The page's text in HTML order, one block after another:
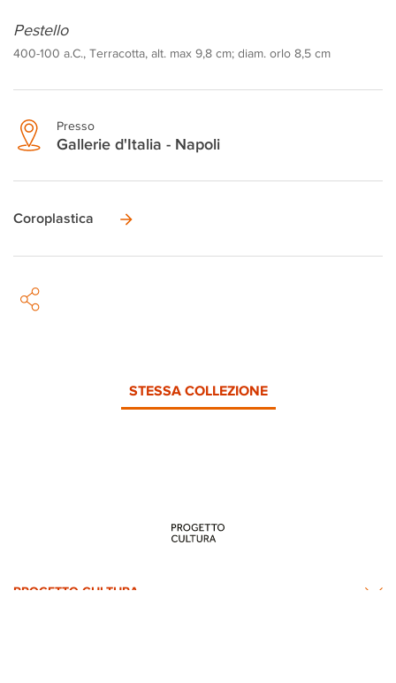
Pestello
400-100 a.C., Terracotta, alt. max 9,8 cm; diam. orlo 8,5 cm
Presso
Gallerie d'Italia - Napoli
Coroplastica
STESSA COLLEZIONE
PROGETTO CULTURA